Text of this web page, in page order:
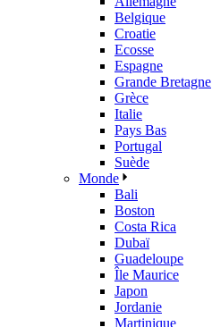
Belgique
Croatie
Ecosse
Espagne
Grande Bretagne
Grèce
Italie
Pays Bas
Portugal
Suède
Monde
Bali
Boston
Costa Rica
Dubaï
Guadeloupe
Île Maurice
Japon
Jordanie
Martinique